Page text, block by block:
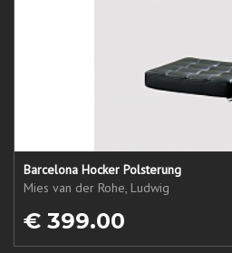
Barcelona Hocker Polsterung
Mies van der Rohe, Ludwig
€ 399.00